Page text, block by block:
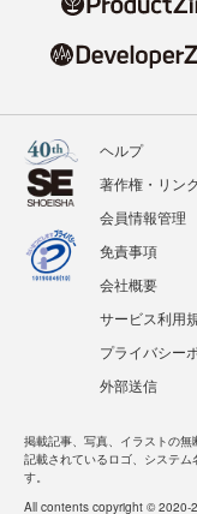
ヘルプ
著作権・リンク
会員情報管理
免責事項
会社概要
サービス利用
プライバシー
外部送信
掲載記事、写真、イラストの無
記載されているロゴ、システ
す。
All contents copyright © 2020-